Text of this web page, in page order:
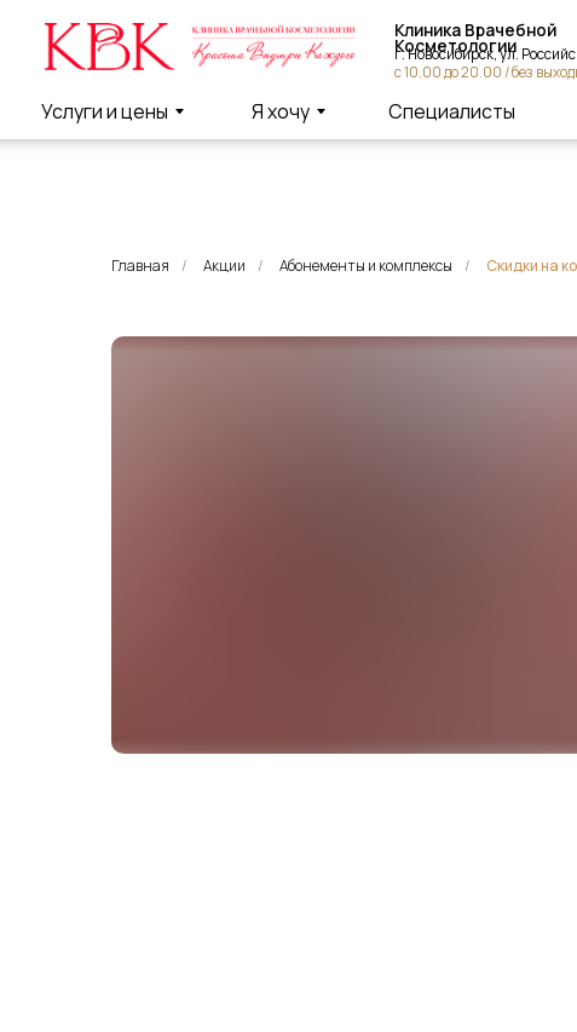
Специалисты
Я хочу
Услуги и цены
г. Новосибирск, ул. Российская,
с 10.00 до 20.00 / без выходных
Клиника Врачебной
Косметологии
Главная / Акции / Абонементы и комплексы / Скидки на